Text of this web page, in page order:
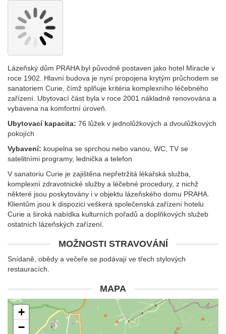
Lázeňský dům PRAHA byl původně postaven jako hotel Miracle v
roce 1902. Hlavní budova je nyní propojena krytým průchodem se
sanatoriem Curie, čímž splňuje kritéria komplexního léčebného
zařízení. Ubytovací část byla v roce 2001 nákladně renovována a
vybavena na komfortní úroveň.
Ubytovací kapacita: 76 lůžek v jednolůžkových a dvoulůžkových
pokojích
Vybavení: koupelna se sprchou nebo vanou, WC, TV se
satelitními programy, lednička a telefon
V sanatoriu Curie je zajištěna nepřetržitá lékařská služba,
komplexní zdravotnické služby a léčebné procedury, z nichž
některé jsou poskytovány i v objektu lázeňského domu PRAHA.
Klientům jsou k dispozici veškerá společenská zařízení hotelu
Curie a široká nabídka kulturních pořadů a doplňkových služeb
ostatních lázeňských zařízení.
MOŽNOSTI STRAVOVÁNÍ
Snídaně, obědy a večeře se podávají ve třech stylových
restauracích.
MAPA
+
−